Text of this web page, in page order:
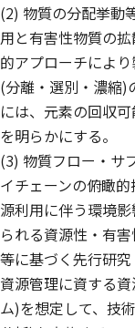
(2) 物質の分配挙動
用と有害性物質の
的アプローチによ
(分離・選別・濃縮)
には、元素の回収
を明らかにする。
(3) 物質フロー・サ
イチェーンの俯瞰
源利用に伴う環境
られる資源性・有
等に基づく先行研
資源管理に資する
ム)を想定して、技